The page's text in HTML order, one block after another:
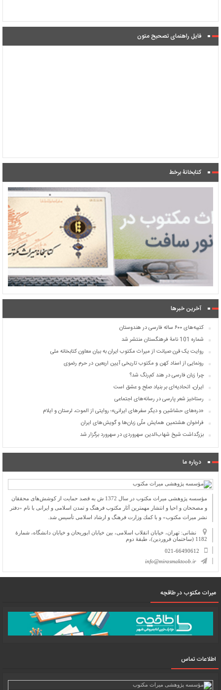
فایل راهنمای تصحیح متون
کتابخانۀ برخط
آخرین خبرها
کتیبه‌های ۶۰۰ ساله فارسی در هندوستان
شماره 101 نامۀ فرهنگستان منتشر شد
روایت یک قرن صیانت از میراث مکتوب ایران به بیان معاون کتابخانه ملی
رونمایی از اسناد کهن و مکتوب تاریخی آیین اربعین در حرم رضوی
چرا زبان فارسی در هند کم‌رنگ شد؟
ایران، اتحادیه‌ای بر بنیاد صلح و عشق است
رستاخیز شعر پارسی در رسانه‌های اجتماعی
«دره‌های حشاشین و دیگر سفرهای ایرانی»؛ روایتی از الموت، لرستان و ایلام
فراخوان هشتمین همایش ملّی زبان‌ها و گویش‌های ایران
بزرگداشت شیخ شهاب‌الدین سهروردی در سهرورد برگزار شد
درباره ما
مؤسسه پژوهشی میراث مكتوب در سال 1372 ش به قصد حمایت از كوشش‌های محققان
و مصححان و احیا و انتشار مهمترین آثار مكتوب فرهنگ و تمدن اسلامی و ایرانی با نام «دفتر
نشر میراث مكتوب» و با كمك وزارت فرهنگ و ارشاد اسلامی تأسیس شد.
نشانی: تهران، خیابان انقلاب اسلامی، بین خیابان ابوریحان و خیابان دانشگاه، شمارۀ
1182 (ساختمان فروردین)، طبقۀ دوم
021-66490612
info@mirasmaktoob.ir
میرات مکتوب در طاقچه
اطلاعات تماس